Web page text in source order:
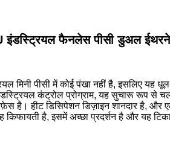
इंडस्ट्रियल फैनलेस पीसी डुअल
पीसी में कोई पंखा नहीं है, इसलिए यह
कंट्रोल प्रोग्राम, यह सुचारू रूप से
हीट डिसिपेशन डिज़ाइन शानदार है, और
है, इसमें अच्छा प्रदर्शन है और यह